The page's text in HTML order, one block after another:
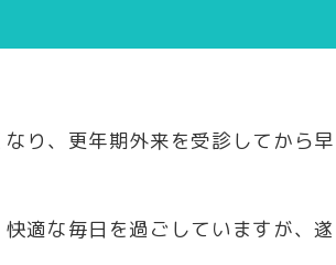
り、更年期外来を受診してから早
適な毎日を過ごしていますが、遂